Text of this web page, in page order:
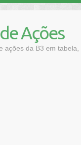
Ações
ações da B3 em tabela,